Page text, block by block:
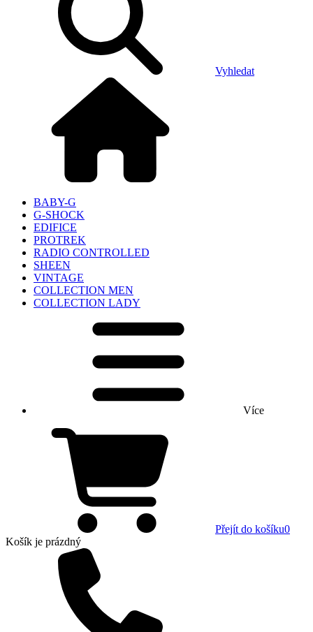
Vyhledat
BABY-G
G-SHOCK
EDIFICE
PROTREK
RADIO CONTROLLED
SHEEN
VINTAGE
COLLECTION MEN
COLLECTION LADY
Více
Přejít do košíku0
Košík je prázdný